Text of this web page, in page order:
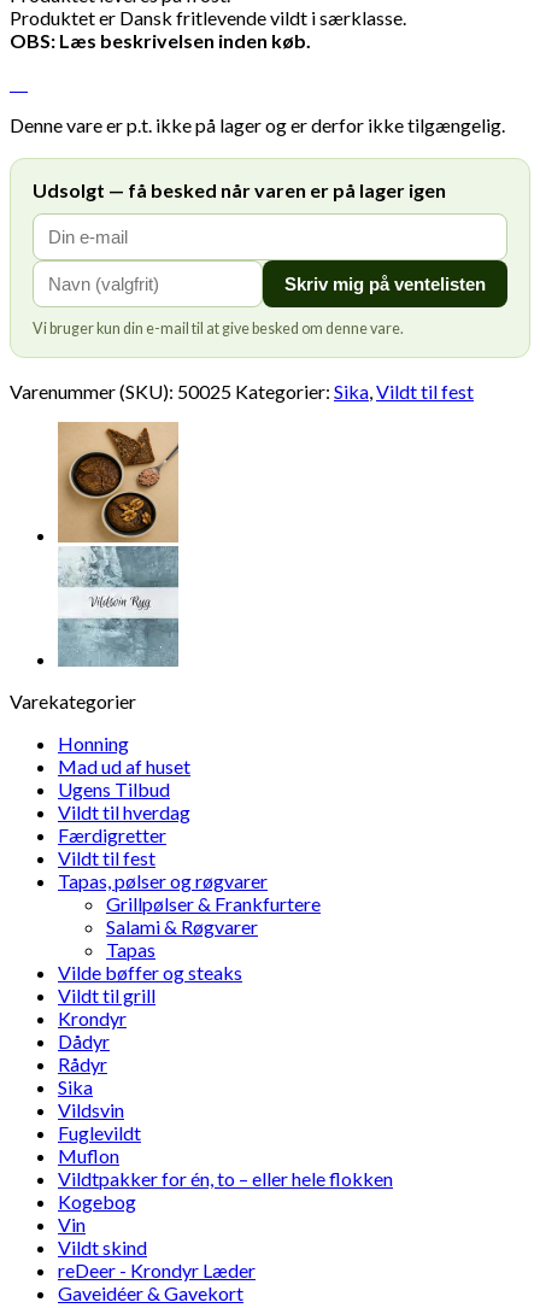
Produktet er Dansk fritlevende vildt i særklasse.
OBS: Læs beskrivelsen inden køb.
Denne vare er p.t. ikke på lager og er derfor ikke tilgængelig.
Udsolgt — få besked når varen er på lager igen
Skriv mig på ventelisten
Vi bruger kun din e-mail til at give besked om denne vare.
Varenummer (SKU): 50025 Kategorier: Sika,Vildt til fest
Varekategorier
Honning
Mad ud af huset
Ugens Tilbud
Vildt til hverdag
Færdigretter
Vildt til fest
Tapas, pølser og røgvarer
Grillpølser & Frankfurtere
Salami & Røgvarer
Tapas
Vilde bøffer og steaks
Vildt til grill
Krondyr
Dådyr
Rådyr
Sika
Vildsvin
Fuglevildt
Muflon
Vildtpakker for én, to – eller hele flokken
Kogebog
Vin
Vildt skind
reDeer - Krondyr Læder
Gaveidéer & Gavekort